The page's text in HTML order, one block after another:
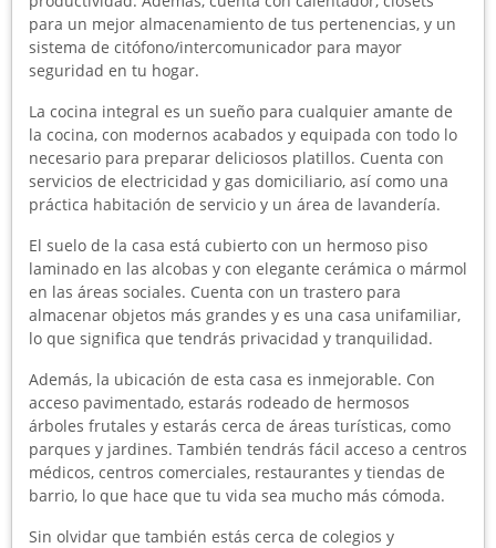
para un mejor almacenamiento de tus pertenencias, y un
sistema de citófono/intercomunicador para mayor
seguridad en tu hogar.
La cocina integral es un sueño para cualquier amante de
la cocina, con modernos acabados y equipada con todo lo
necesario para preparar deliciosos platillos. Cuenta con
servicios de electricidad y gas domiciliario, así como una
práctica habitación de servicio y un área de lavandería.
El suelo de la casa está cubierto con un hermoso piso
laminado en las alcobas y con elegante cerámica o mármol
en las áreas sociales. Cuenta con un trastero para
almacenar objetos más grandes y es una casa unifamiliar,
lo que significa que tendrás privacidad y tranquilidad.
Además, la ubicación de esta casa es inmejorable. Con
acceso pavimentado, estarás rodeado de hermosos
árboles frutales y estarás cerca de áreas turísticas, como
parques y jardines. También tendrás fácil acceso a centros
médicos, centros comerciales, restaurantes y tiendas de
barrio, lo que hace que tu vida sea mucho más cómoda.
Sin olvidar que también estás cerca de colegios y